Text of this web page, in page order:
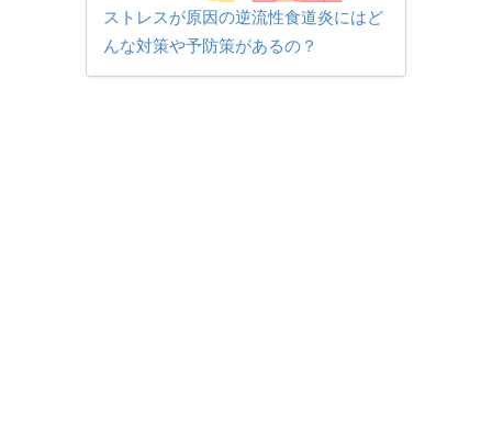
ストレスが原因の逆流性食道炎にはど
んな対策や予防策があるの？